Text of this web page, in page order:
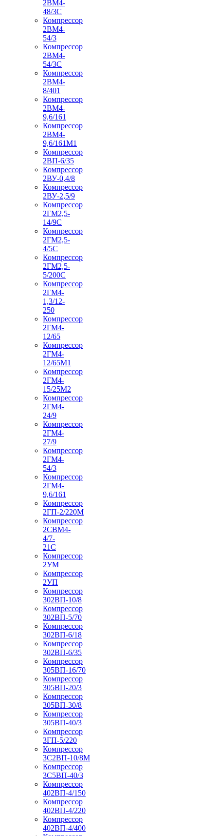
2ВМ4-
48/3С
Компрессор
2ВМ4-
54/3
Компрессор
2ВМ4-
54/3С
Компрессор
2ВМ4-
8/401
Компрессор
2ВМ4-
9,6/161
Компрессор
2ВМ4-
9,6/161М1
Компрессор
2ВП-6/35
Компрессор
2ВУ-0,4/8
Компрессор
2ВУ-2,5/9
Компрессор
2ГМ2,5-
14/9С
Компрессор
2ГМ2,5-
4/5С
Компрессор
2ГМ2,5-
5/200С
Компрессор
2ГМ4-
1,3/12-
250
Компрессор
2ГМ4-
12/65
Компрессор
2ГМ4-
12/65М1
Компрессор
2ГМ4-
15/25М2
Компрессор
2ГМ4-
24/9
Компрессор
2ГМ4-
27/9
Компрессор
2ГМ4-
54/3
Компрессор
2ГМ4-
9,6/161
Компрессор
2ГП-2/220М
Компрессор
2СВМ4-
4/7-
21С
Компрессор
2УМ
Компрессор
2УП
Компрессор
302ВП-10/8
Компрессор
302ВП-5/70
Компрессор
302ВП-6/18
Компрессор
302ВП-6/35
Компрессор
305ВП-16/70
Компрессор
305ВП-20/3
Компрессор
305ВП-30/8
Компрессор
305ВП-40/3
Компрессор
3ГП-5/220
Компрессор
3С2ВП-10/8М
Компрессор
3С5ВП-40/3
Компрессор
402ВП-4/150
Компрессор
402ВП-4/220
Компрессор
402ВП-4/400